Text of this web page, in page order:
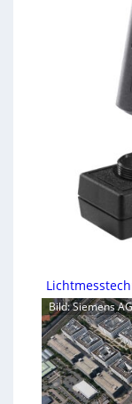
Bild: Siemens